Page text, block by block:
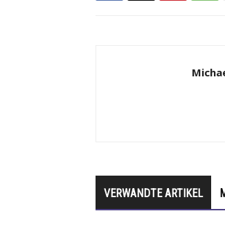
VERWANDTE ARTIKEL